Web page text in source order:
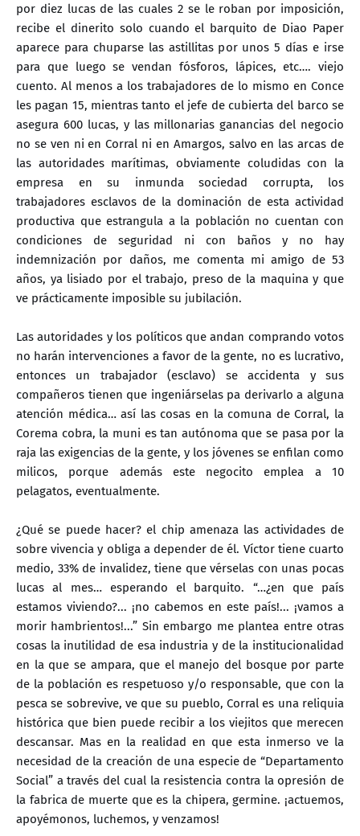
por diez lucas de las cuales 2 se le roban por imposición,
recibe el dinerito solo cuando el barquito de Diao Paper
aparece para chuparse las astillitas por unos 5 días e irse
para que luego se vendan fósforos, lápices, etc…. viejo
cuento. Al menos a los trabajadores de lo mismo en Conce
les pagan 15, mientras tanto el jefe de cubierta del barco se
asegura 600 lucas, y las millonarias ganancias del negocio
no se ven ni en Corral ni en Amargos, salvo en las arcas de
las autoridades marítimas, obviamente coludidas con la
empresa en su inmunda sociedad corrupta, los
trabajadores esclavos de la dominación de esta actividad
productiva que estrangula a la población no cuentan con
condiciones de seguridad ni con baños y no hay
indemnización por daños, me comenta mi amigo de 53
años, ya lisiado por el trabajo, preso de la maquina y que
ve prácticamente imposible su jubilación.
Las autoridades y los políticos que andan comprando votos
no harán intervenciones a favor de la gente, no es lucrativo,
entonces un trabajador (esclavo) se accidenta y sus
compañeros tienen que ingeniárselas pa derivarlo a alguna
atención médica… así las cosas en la comuna de Corral, la
Corema cobra, la muni es tan autónoma que se pasa por la
raja las exigencias de la gente, y los jóvenes se enfilan como
milicos, porque además este negocito emplea a 10
pelagatos, eventualmente.
¿Qué se puede hacer? el chip amenaza las actividades de
sobre vivencia y obliga a depender de él. Víctor tiene cuarto
medio, 33% de invalidez, tiene que vérselas con unas pocas
lucas al mes… esperando el barquito. “…¿en que país
estamos viviendo?... ¡no cabemos en este país!... ¡vamos a
morir hambrientos!...” Sin embargo me plantea entre otras
cosas la inutilidad de esa industria y de la institucionalidad
en la que se ampara, que el manejo del bosque por parte
de la población es respetuoso y/o responsable, que con la
pesca se sobrevive, ve que su pueblo, Corral es una reliquia
histórica que bien puede recibir a los viejitos que merecen
descansar. Mas en la realidad en que esta inmerso ve la
necesidad de la creación de una especie de “Departamento
Social” a través del cual la resistencia contra la opresión de
la fabrica de muerte que es la chipera, germine. ¡actuemos,
apoyémonos, luchemos, y venzamos!